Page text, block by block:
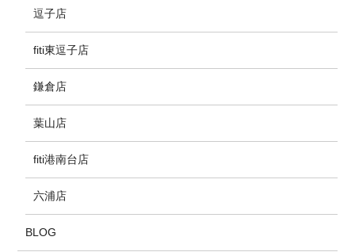
逗子店
fiti東逗子店
鎌倉店
葉山店
fiti港南台店
六浦店
BLOG